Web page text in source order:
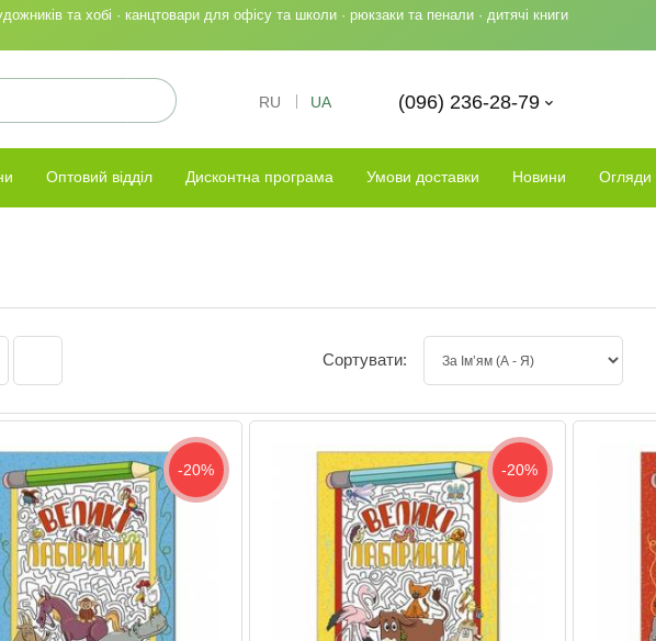
та хобі · канцтовари для офісу та школи · рюкзаки та пенали · дитячі книги
RU UA (096) 236-28-79
Оптовий відділ Дисконтна програма Умови доставки Новини Огляди
Сортувати:
-20% -20%